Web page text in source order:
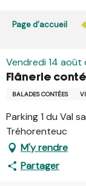
est interdit
Page d’accueil
Vendredi 14 août
Flânerie
BALADES CONTÉES
Parking 1 du Val
Tréhorenteuc
M'y rendre
Partager